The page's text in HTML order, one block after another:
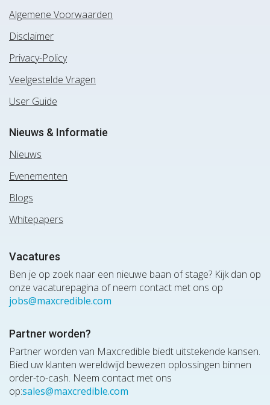
Algemene Voorwaarden
Disclaimer
Privacy-Policy
Veelgestelde Vragen
User Guide
Nieuws & Informatie
Nieuws
Evenementen
Blogs
Whitepapers
Vacatures
Ben je op zoek naar een nieuwe baan of stage? Kijk dan op
onze vacaturepagina of neem contact met ons op
jobs@maxcredible.com
Partner worden?
Partner worden van Maxcredible biedt uitstekende kansen.
Bied uw klanten wereldwijd bewezen oplossingen binnen
order-to-cash. Neem contact met ons
op:sales@maxcredible.com